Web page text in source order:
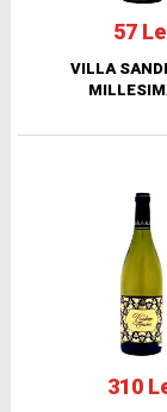
57
VILLA
310